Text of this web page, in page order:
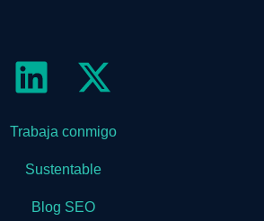
Trabaja conmigo
Sustentable
Blog SEO